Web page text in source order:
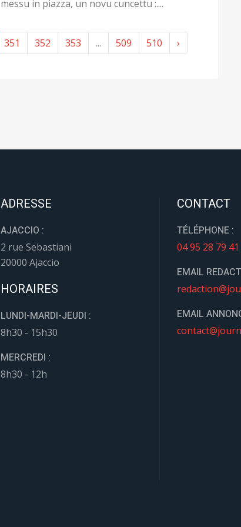
messu in piazza, un novu cuncettu :....
351 352 353 ... 509 510 ›
ADRESSE
AJACCIO :
2 rue Sebastiani
20000 Ajaccio
HORAIRES
LUNDI-MARDI-JEUDI :
8h30 - 15h30
MERCREDI :
8h30 - 12h
CONTACT
TÉLÉPHONE :
04 95 28 79 41
EMAIL
EMAIL